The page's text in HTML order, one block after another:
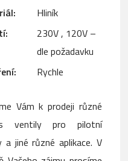
Hliník
230V , 120V –
dle požadavku
Rychle
Vám k prodeji různé
ventily pro pilotní
a jiné různé aplikace. V